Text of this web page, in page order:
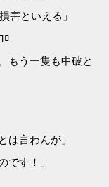
害といえる」
ﾛ
もう一隻も中破と
は言わんが」
です！」